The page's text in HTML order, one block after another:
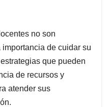
no son
de cuidar su
que pueden
de recursos y
atender sus